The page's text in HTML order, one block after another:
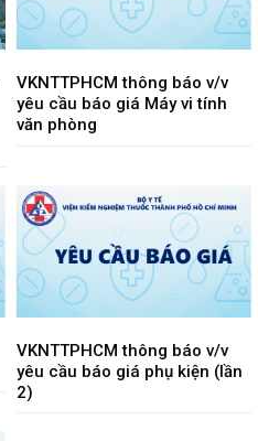
VKNTTPHCM thông báo v/v
yêu cầu báo giá Máy vi tính
văn phòng
VKNTTPHCM thông báo v/v
yêu cầu báo giá phụ kiện (lần
2)